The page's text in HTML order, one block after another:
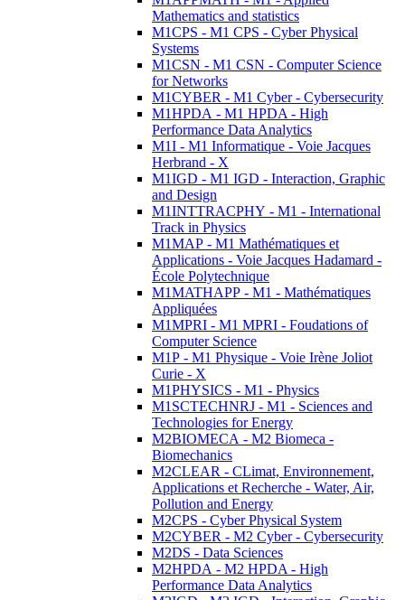
Mathematics and statistics
M1CPS - M1 CPS - Cyber Physical
Systems
M1CSN - M1 CSN - Computer Science
for Networks
M1CYBER - M1 Cyber - Cybersecurity
M1HPDA - M1 HPDA - High
Performance Data Analytics
M1I - M1 Informatique - Voie Jacques
Herbrand - X
M1IGD - M1 IGD - Interaction, Graphic
and Design
M1INTTRACPHY - M1 - International
Track in Physics
M1MAP - M1 Mathématiques et
Applications - Voie Jacques Hadamard -
École Polytechnique
M1MATHAPP - M1 - Mathématiques
Appliquées
M1MPRI - M1 MPRI - Foudations of
Computer Science
M1P - M1 Physique - Voie Irène Joliot
Curie - X
M1PHYSICS - M1 - Physics
M1SCTECHNRJ - M1 - Sciences and
Technologies for Energy
M2BIOMECA - M2 Biomeca -
Biomechanics
M2CLEAR - CLimat, Environnement,
Applications et Recherche - Water, Air,
Pollution and Energy
M2CPS - Cyber Physical System
M2CYBER - M2 Cyber - Cybersecurity
M2DS - Data Sciences
M2HPDA - M2 HPDA - High
Performance Data Analytics